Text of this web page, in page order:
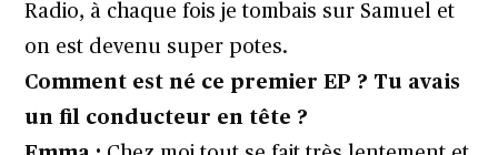
Radio, à chaque fois je tombais sur Samuel et
on est devenu super potes.
Comment est né ce premier EP ? Tu avais
un fil conducteur en tête ?